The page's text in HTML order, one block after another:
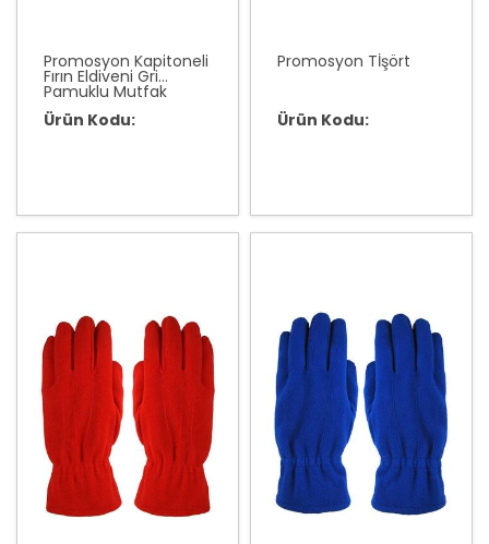
Promosyon Kapitoneli
Fırın Eldiveni Gri
Pamuklu Mutfak
Ürün Kodu:
Promosyon Tİşört
Ürün Kodu: